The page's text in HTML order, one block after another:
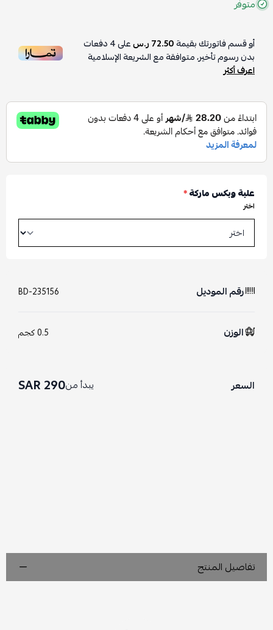
متوفر
أو قسم فاتورتك بقيمة72.50 ر.س على4دفعات
بدون رسوم تأخير، متوافقة مع الشريعة الإسلامية
اعرف أكثر
علبة وبكس ماركة*
اختر
رقم الموديل BD-235156
الوزن 0.5 كجم
السعر يبدأ من290 SAR
تفاصيل المنتج